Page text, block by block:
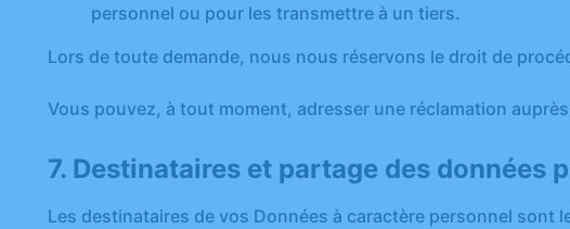
personnel ou pour les transmettre à un tiers.
Lors de toute demande, nous nous réservons le droit de
Vous pouvez, à tout moment, adresser une réclamation auprès
7. Destinataires et partage des données
Les destinataires de vos Données à caractère personnel